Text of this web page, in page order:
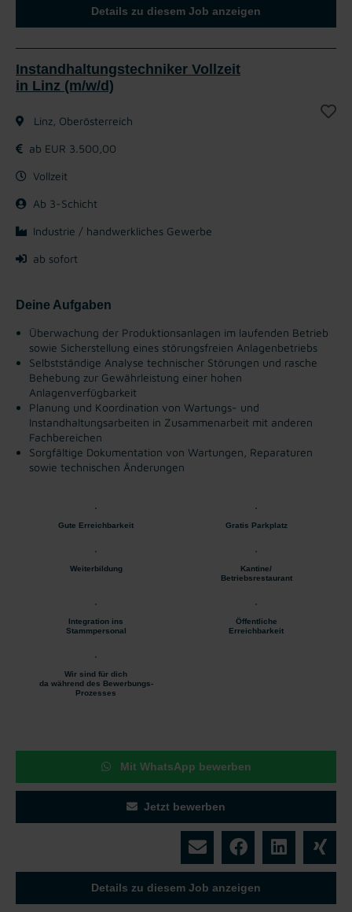
Details zu diesem Job anzeigen
Instandhaltungstechniker Vollzeit
in Linz (m/w/d)
Linz, Oberösterreich
ab EUR 3.500,00
Vollzeit
Ab 3-Schicht
Industrie / handwerkliches Gewerbe
ab sofort
Deine Aufgaben
Überwachung der Produktionsanlagen im laufenden Betrieb
sowie Sicherstellung eines störungsfreien Anlagenbetriebs
Selbstständige Analyse technischer Störungen und rasche
Behebung zur Gewährleistung einer hohen
Anlagenverfügbarkeit
Planung und Koordination von Wartungs- und
Instandhaltungsarbeiten in Zusammenarbeit mit anderen
Fachbereichen
Sorgfältige Dokumentation von Wartungen, Reparaturen
sowie technischen Änderungen
Gute Erreichbarkeit Gratis Parkplatz
Weiterbildung
Kantine/
Betriebsrestaurant
Integration ins
Stammpersonal
Öffentliche
Erreichbarkeit
Wir sind für dich
da während des Bewerbungs-
Prozesses
Mit WhatsApp bewerben
Jetzt bewerben
Details zu diesem Job anzeigen